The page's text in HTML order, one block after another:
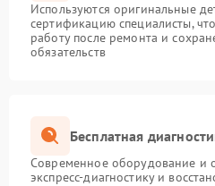
Используются оригинальные
сертификацию специалисты,
работу после ремонта и
обязательств
Бесплатная
Современное оборудование и
экспресс-диагностику и